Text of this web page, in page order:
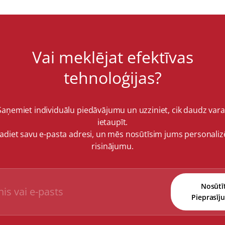
Vai meklējat efektīvas
tehnoloģijas?
individuālu piedāvājumu un uzziniet, cik daudz
ietaupīt.
savu e-pasta adresi, un mēs nosūtīsim jums
risinājumu.